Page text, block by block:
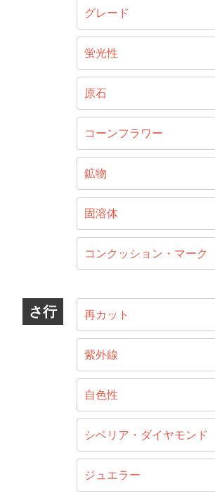
グレード
蛍光性
原石
コーンフラワー
鉱物
固溶体
コンクッション・マーク
さ行 再カット
紫外線
自色性
シベリア・ダイヤモンド
ジュエラー